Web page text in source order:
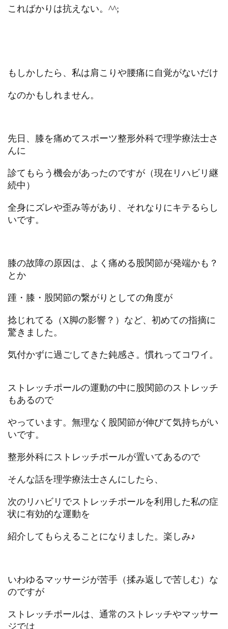
こればかりは抗えない。^^;
もしかしたら、私は肩こりや腰痛に自覚がないだけ
なのかもしれません。
先日、膝を痛めてスポーツ整形外科で理学療法士さ
んに
診てもらう機会があったのですが（現在リハビリ継
続中）
全身にズレや歪み等があり、それなりにキテるらし
いです。
膝の故障の原因は、よく痛める股関節が発端かも？
とか
踵・膝・股関節の繋がりとしての角度が
捻じれてる（X脚の影響？）など、 初めての指摘に
驚きました。
気付かずに過ごしてきた鈍感さ。慣れってコワイ。
ストレッチポールの運動の中に股関節のストレッチ
もあるので
やっています。無理なく股関節が伸びて気持ちがい
いです。
整形外科にストレッチポールが置いてあるので
そんな話を理学療法士さんにしたら、
次のリハビリでストレッチポールを利用した私の症
状に有効的な運動を
紹介してもらえることになりました。楽しみ♪
いわゆるマッサージが苦手（揉み返しで苦しむ）な
のですが
ストレッチポールは、通常のストレッチやマッサー
ジでは